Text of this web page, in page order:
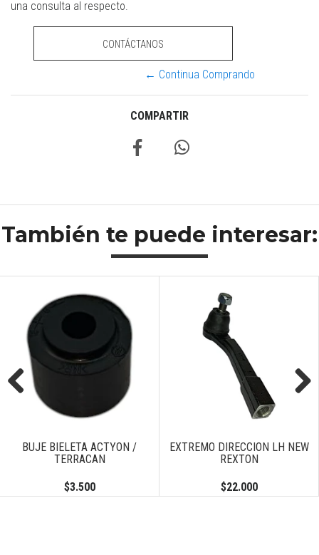
una consulta al respecto.
CONTÁCTANOS
← Continua Comprando
COMPARTIR
También te puede interesar:
BUJE BIELETA ACTYON /
TERRACAN
$3.500
EXTREMO DIRECCION LH NEW
REXTON
$22.000